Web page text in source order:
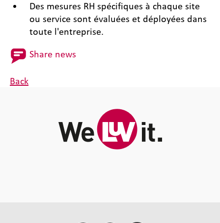
Des mesures RH spécifiques à chaque site
ou service sont évaluées et déployées dans
toute l'entreprise.
Share news
Back